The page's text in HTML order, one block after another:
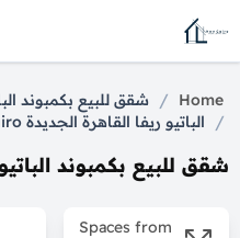
Home
/ شقق للبيع بكمبوند
/ الباتيو ريفا القاهرة الجديدة El Patio Riva New Cairo
شقق للبيع بكمبوند
Spaces from